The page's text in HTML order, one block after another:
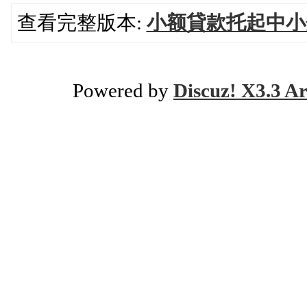
查看完整版本: 小额貸款托起中
Powered by Discuz! X3.3